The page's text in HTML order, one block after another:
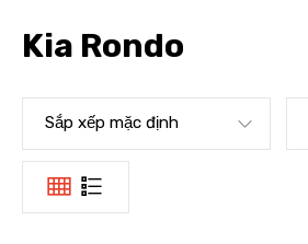
Kia Rondo
Sắp xếp mặc định